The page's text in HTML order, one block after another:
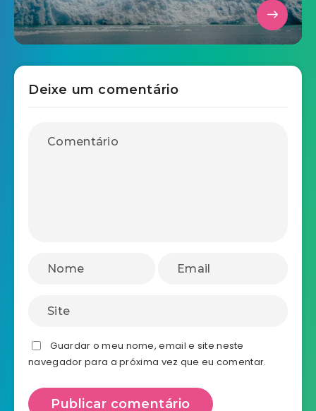
Deixe um comentário
Guardar o meu nome, email e site neste
navegador para a próxima vez que eu comentar.